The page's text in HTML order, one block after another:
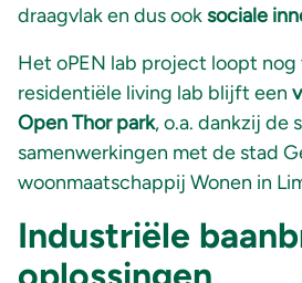
draagvlak en dus ooksociale
Het oPEN lab project loopt
residentiële living lab blijft een
Open Thor park, o.a. dankzij de
samenwerkingen met de stad
woonmaatschappij Wonen in
Industriële